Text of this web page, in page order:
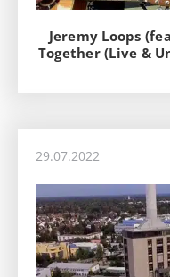
Jeremy Loops
Together (Live &
29.07.2022